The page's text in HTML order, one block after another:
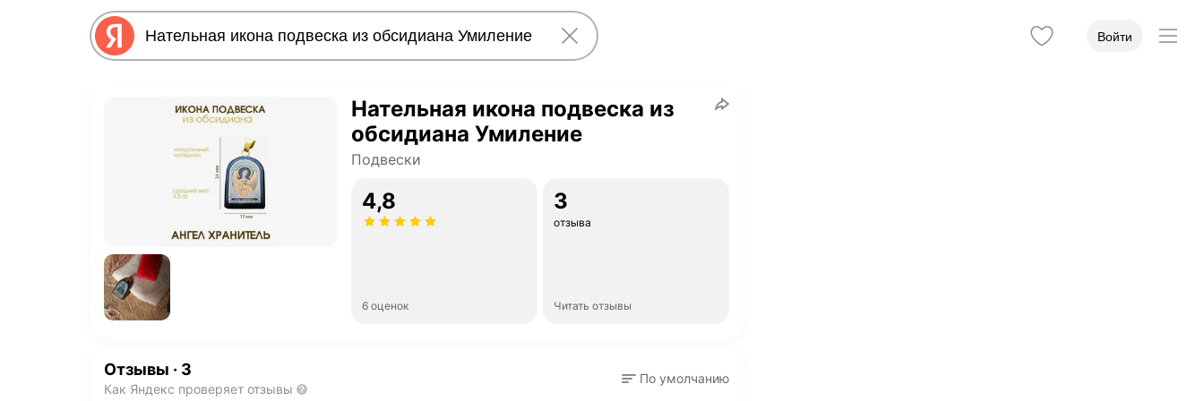
Войти
Нательная икона подвеска из
обсидиана Умиление
Подвески
4,8
6 оценок
3
отзыва
Читать отзывы
Отзывы · 3
Как Яндекс проверяет отзывы
По умолчанию